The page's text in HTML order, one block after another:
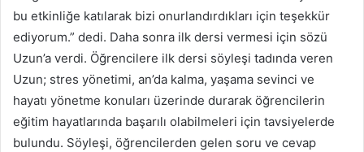
bu etkinliğe katılarak bizi onurlandırdıkları için teşekkür
ediyorum.” dedi. Daha sonra ilk dersi vermesi için sözü
Uzun’a verdi. Öğrencilere ilk dersi söyleşi tadında veren
Uzun; stres yönetimi, an’da kalma, yaşama sevinci ve
hayatı yönetme konuları üzerinde durarak öğrencilerin
eğitim hayatlarında başarılı olabilmeleri için tavsiyelerde
bulundu. Söyleşi, öğrencilerden gelen soru ve cevap